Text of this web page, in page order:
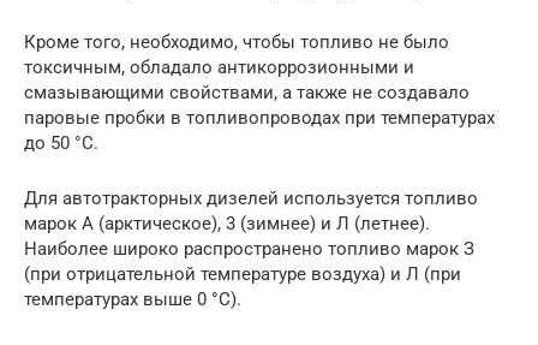
Кроме того, необходимо, чтобы топливо не было
токсичным, обладало антикоррозионными и
смазывающими свойствами, а также не создавало
паровые пробки в топливопроводах при температурах
до 50 °С.
Для автотракторных дизелей используется топливо
марок А (арктическое), 3 (зимнее) и Л (летнее).
Наиболее широко распространено топливо марок З
(при отрицательной температуре воздуха) и Л (при
температурах выше 0 °С).